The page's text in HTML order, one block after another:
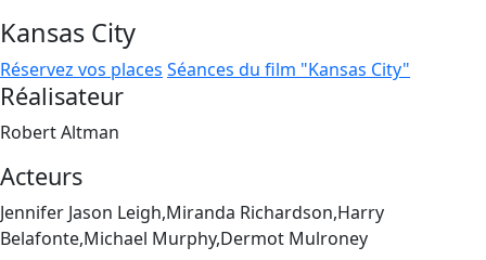
Kansas City
Réservez vos places Séances du film "Kansas City"
Réalisateur
Robert Altman
Acteurs
Jennifer Jason Leigh,Miranda Richardson,Harry
Belafonte,Michael Murphy,Dermot Mulroney